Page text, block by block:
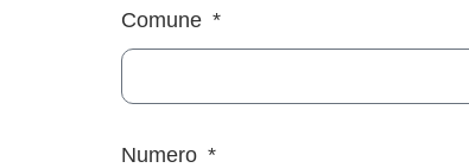
Comune
Numero